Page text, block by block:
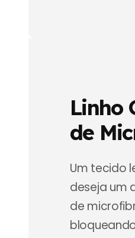
Linho
de
Um tecido
deseja um
de